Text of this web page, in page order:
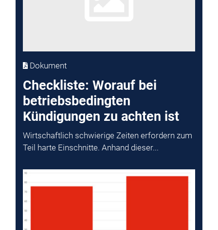
Dokument
Checkliste: Worauf bei
betriebsbedingten
Kündigungen zu achten ist
Wirtschaftlich schwierige Zeiten erfordern zum
Teil harte Einschnitte. Anhand dieser...